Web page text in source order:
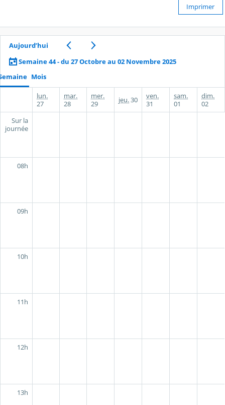
Imprimer
Aujourd’hui
Semaine 44 - du 27 Octobre au 02 Novembre 2025
Mois
lun.
27
mar.
28
mer.
29
jeu.30
ven.
31
sam.
01
dim.
02
Sur la
journée
08h
09h
10h
11h
12h
13h